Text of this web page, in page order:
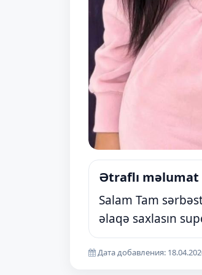
Ətraflı məlumat
Salam Tam
əlaqə saxlasın
Дата добавления: